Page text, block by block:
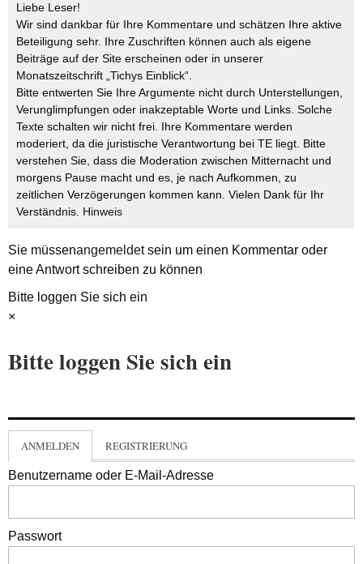
Liebe Leser!
Wir sind dankbar für Ihre Kommentare und schätzen Ihre aktive
Beteiligung sehr. Ihre Zuschriften können auch als eigene
Beiträge auf der Site erscheinen oder in unserer
Monatszeitschrift „Tichys Einblick“.
Bitte entwerten Sie Ihre Argumente nicht durch Unterstellungen,
Verunglimpfungen oder inakzeptable Worte und Links. Solche
Texte schalten wir nicht frei. Ihre Kommentare werden
moderiert, da die juristische Verantwortung bei TE liegt. Bitte
verstehen Sie, dass die Moderation zwischen Mitternacht und
morgens Pause macht und es, je nach Aufkommen, zu
zeitlichen Verzögerungen kommen kann. Vielen Dank für Ihr
Verständnis. Hinweis
Sie müssenangemeldetsein um einen Kommentar oder
eine Antwort schreiben zu können
Bitte loggen Sie sich ein
×
Bitte loggen Sie sich ein
ANMELDEN REGISTRIERUNG
Benutzername oder E-Mail-Adresse
Passwort